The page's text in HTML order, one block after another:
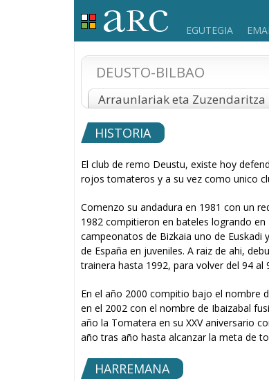
EGUTEGIA
DEUSTO-BILBAO
Arraunlariak eta Zuzendaritza
HISTORIA
El club de remo Deustu, existe hoy
rojos tomateros y a su vez como unico
Comenzo su andadura en 1981 con un
1982 compitieron en bateles logrando en
campeonatos de Bizkaia uno de Euskadi
de España en juveniles. A raiz de ahi,
trainera hasta 1992, para volver del 94 al
En el año 2000 compitio bajo el nombre
en el 2002 con el nombre de Ibaizabal
año la Tomatera en su XXV aniversario
año tras año hasta alcanzar la meta de
HARREMANA